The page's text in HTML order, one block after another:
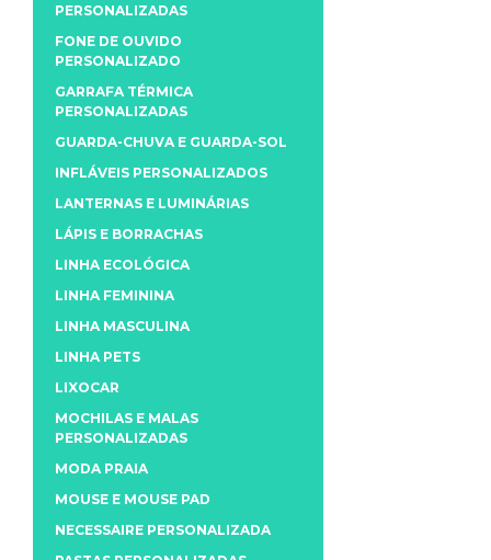
PERSONALIZADAS
FONE DE OUVIDO
PERSONALIZADO
GARRAFA TÉRMICA
PERSONALIZADAS
GUARDA-CHUVA E GUARDA-SOL
INFLÁVEIS PERSONALIZADOS
LANTERNAS E LUMINÁRIAS
LÁPIS E BORRACHAS
LINHA ECOLÓGICA
LINHA FEMININA
LINHA MASCULINA
LINHA PETS
LIXOCAR
MOCHILAS E MALAS
PERSONALIZADAS
MODA PRAIA
MOUSE E MOUSE PAD
NECESSAIRE PERSONALIZADA